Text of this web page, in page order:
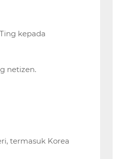
kepada
netizen.
termasuk Korea